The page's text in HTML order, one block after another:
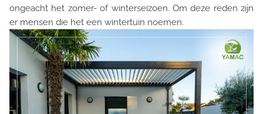
ongeacht het zomer- of winterseizoen. Om deze reden zijn
er mensen die het een wintertuin noemen.